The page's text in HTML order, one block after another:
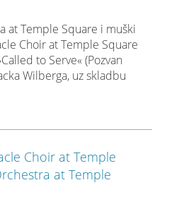
at Temple Square i muški
Choir at Temple Square
to Serve« (Pozvan
Wilberga, uz skladbu